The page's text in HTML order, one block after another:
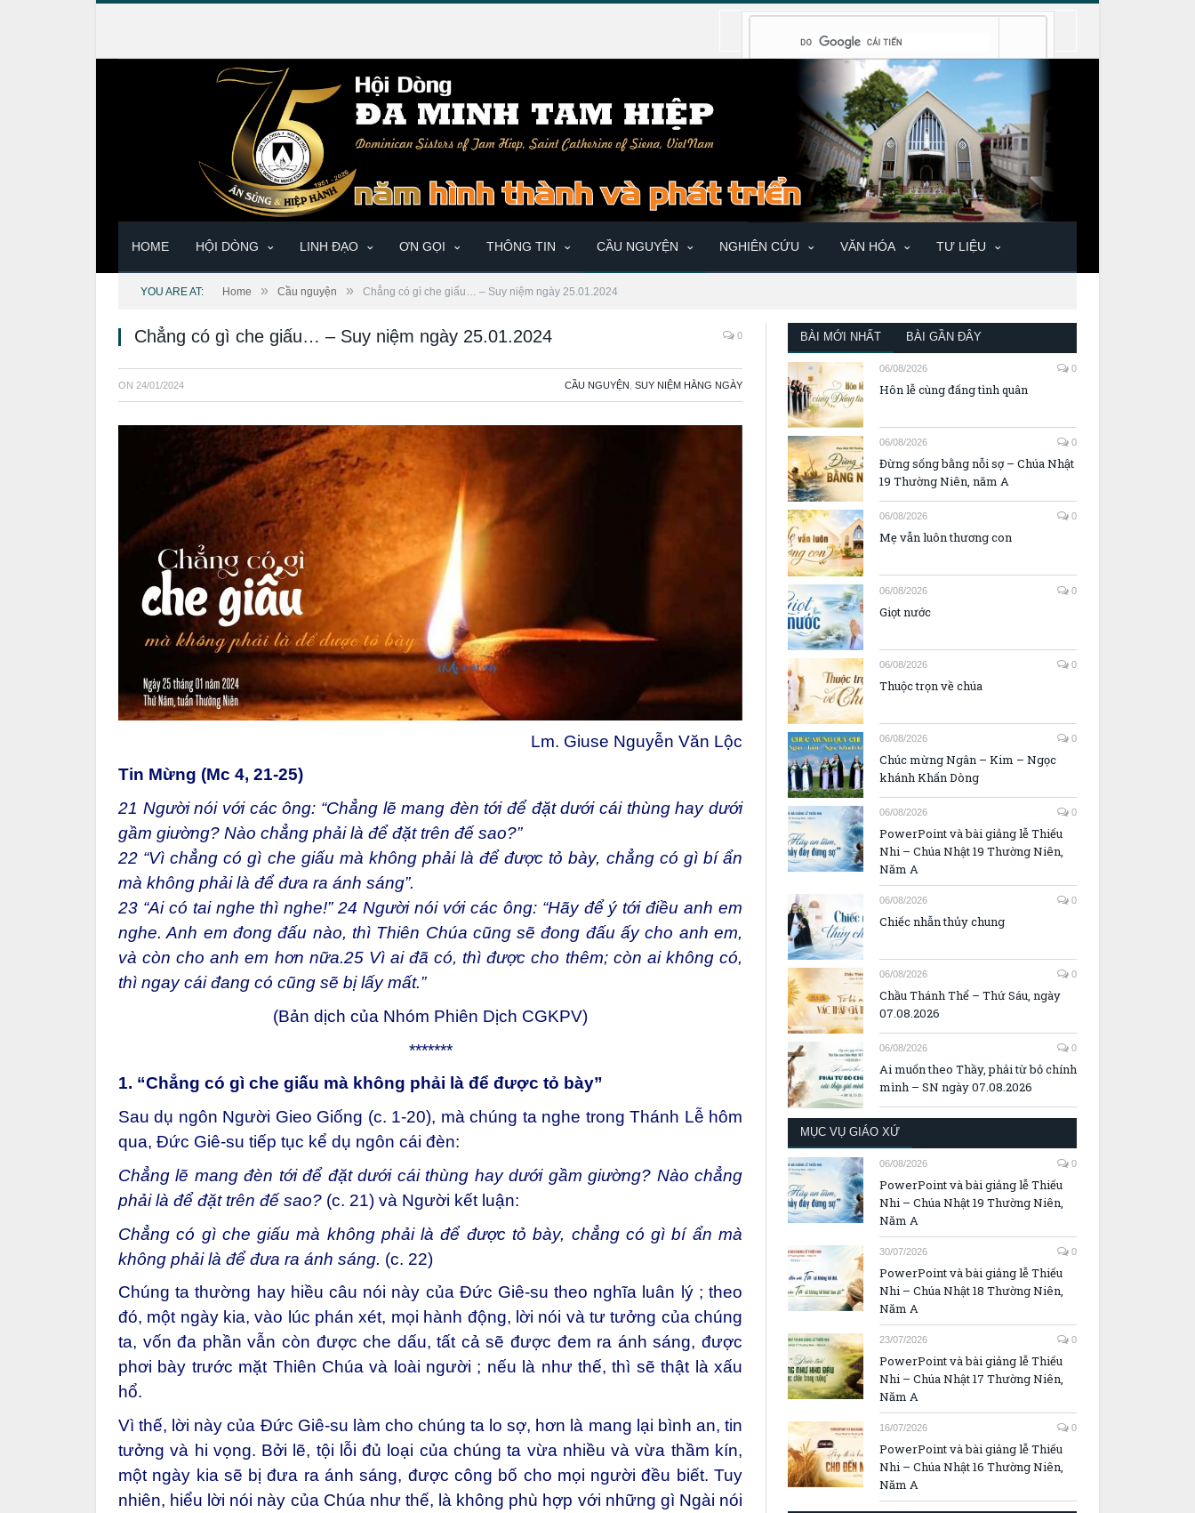
HOME HỘI DÒNG LINH ĐẠO ƠN GỌI THÔNG TIN CẦU NGUYỆN NGHIÊN CỨU VĂN HÓA TƯ LIỆU
YOU ARE AT: Home » Cầu nguyện » Chẳng có gì che giấu… – Suy niệm ngày 25.01.2024
Chẳng có gì che giấu… – Suy niệm ngày 25.01.2024 0
ON 24/01/2024 CẦU NGUYỆN SUY NIỆM HẰNG NGÀY
Lm. Giuse Nguyễn Văn Lộc
Tin Mừng (Mc 4, 21-25)
21 Người nói với các ông: “Chẳng lẽ mang đèn tới để đặt dưới cái thùng hay dưới
gầm giường? Nào chẳng phải là để đặt trên đế sao?”
22 “Vì chẳng có gì che giấu mà không phải là để được tỏ bày, chẳng có gì bí ẩn
mà không phải là để đưa ra ánh sáng”.
23 “Ai có tai nghe thì nghe!”24 Người nói với các ông: “Hãy để ý tới điều anh em
nghe. Anh em đong đấu nào, thì Thiên Chúa cũng sẽ đong đấu ấy cho anh em,
và còn cho anh em hơn nữa.25Vì ai đã có, thì được cho thêm; còn ai không có,
thì ngay cái đang có cũng sẽ bị lấy mất.”
(Bản dịch của Nhóm Phiên Dịch CGKPV)
*******
1. “Chẳng có gì che giấu mà không phải là để được tỏ bày”
Sau dụ ngôn Người Gieo Giống (c. 1-20), mà chúng ta nghe trong Thánh Lễ hôm
qua, Đức Giê-su tiếp tục kể dụ ngôn cái đèn:
Chẳng lẽ mang đèn tới để đặt dưới cái thùng hay dưới gầm giường? Nào chẳng
phải là để đặt trên đế sao? (c. 21) và Người kết luận:
Chẳng có gì che giấu mà không phải là để được tỏ bày, chẳng có gì bí ẩn mà
không phải là để đưa ra ánh sáng. (c. 22)
Chúng ta thường hay hiều câu nói này của Đức Giê-su theo nghĩa luân lý ; theo
đó, một ngày kia, vào lúc phán xét, mọi hành động, lời nói và tư tưởng của chúng
ta, vốn đa phần vẫn còn được che dấu, tất cả sẽ được đem ra ánh sáng, được
phơi bày trước mặt Thiên Chúa và loài người ; nếu là như thế, thì sẽ thật là xấu
hổ.
Vì thế, lời này của Đức Giê-su làm cho chúng ta lo sợ, hơn là mang lại bình an, tin
tưởng và hi vọng. Bởi lẽ, tội lỗi đủ loại của chúng ta vừa nhiều và vừa thầm kín,
một ngày kia sẽ bị đưa ra ánh sáng, được công bố cho mọi người đều biết. Tuy
nhiên, hiểu lời nói này của Chúa như thế, là không phù hợp với những gì Ngài nói
BÀI MỚI NHẤT BÀI GẦN ĐÂY
06/08/2026 0
Hôn lễ cùng đấng tình quân
06/08/2026 0
Đừng sống bằng nỗi sợ – Chúa Nhật
19 Thường Niên, năm A
06/08/2026 0
Mẹ vẫn luôn thương con
06/08/2026 0
Giọt nước
06/08/2026 0
Thuộc trọn về chúa
06/08/2026 0
Chúc mừng Ngân – Kim – Ngọc
khánh Khấn Dòng
06/08/2026 0
PowerPoint và bài giảng lễ Thiếu
Nhi – Chúa Nhật 19 Thường Niên,
Năm A
06/08/2026 0
Chiếc nhẫn thủy chung
06/08/2026 0
Chầu Thánh Thể – Thứ Sáu, ngày
07.08.2026
06/08/2026 0
Ai muốn theo Thầy, phải từ bỏ chính
mình – SN ngày 07.08.2026
MỤC VỤ GIÁO XỨ
06/08/2026 0
PowerPoint và bài giảng lễ Thiếu
Nhi – Chúa Nhật 19 Thường Niên,
Năm A
30/07/2026 0
PowerPoint và bài giảng lễ Thiếu
Nhi – Chúa Nhật 18 Thường Niên,
Năm A
23/07/2026 0
PowerPoint và bài giảng lễ Thiếu
Nhi – Chúa Nhật 17 Thường Niên,
Năm A
16/07/2026 0
PowerPoint và bài giảng lễ Thiếu
Nhi – Chúa Nhật 16 Thường Niên,
Năm A